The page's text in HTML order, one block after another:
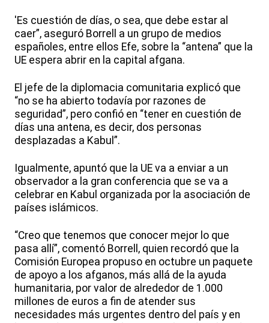
'Es cuestión de días, o sea, que debe estar al
caer”, aseguró Borrell a un grupo de medios
españoles, entre ellos Efe, sobre la “antena” que la
UE espera abrir en la capital afgana.
El jefe de la diplomacia comunitaria explicó que
“no se ha abierto todavía por razones de
seguridad”, pero confió en “tener en cuestión de
días una antena, es decir, dos personas
desplazadas a Kabul”.
Igualmente, apuntó que la UE va a enviar a un
observador a la gran conferencia que se va a
celebrar en Kabul organizada por la asociación de
países islámicos.
“Creo que tenemos que conocer mejor lo que
pasa allí”, comentó Borrell, quien recordó que la
Comisión Europea propuso en octubre un paquete
de apoyo a los afganos, más allá de la ayuda
humanitaria, por valor de alrededor de 1.000
millones de euros a fin de atender sus
necesidades más urgentes dentro del país y en